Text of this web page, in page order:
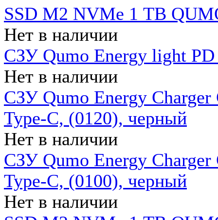
SSD M2 NVMe 1 ТB
Нет в наличии
СЗУ Qumo Energy light PD
Нет в наличии
СЗУ Qumo Energy
Type-C, (0120), черный
Нет в наличии
СЗУ Qumo Energy
Type-C, (0100), черный
Нет в наличии